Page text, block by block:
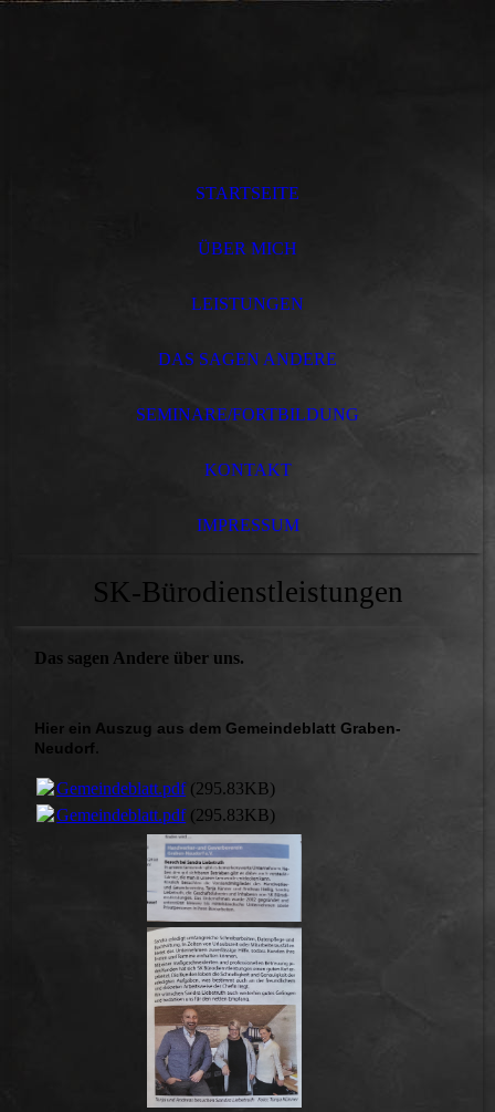
STARTSEITE
ÜBER MICH
LEISTUNGEN
DAS SAGEN ANDERE
SEMINARE/FORTBILDUNG
KONTAKT
IMPRESSUM
SK-Bürodienstleistungen
Das sagen Andere über uns.
Hier ein Auszug aus dem Gemeindeblatt Graben-
Neudorf
Gemeindeblatt.pdf(295.83KB)
Gemeindeblatt.pdf(295.83KB)